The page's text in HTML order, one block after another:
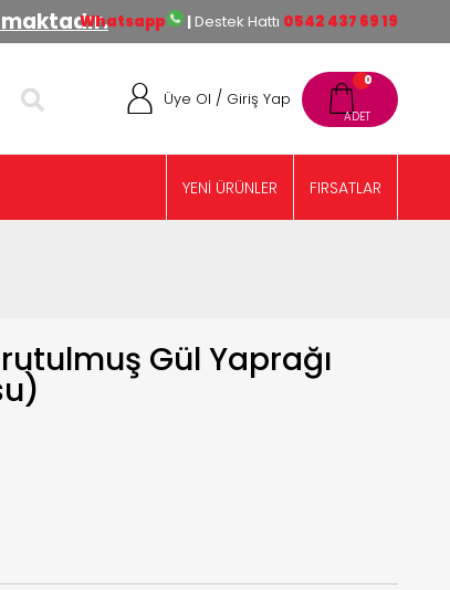
Whatsapp |Destek Hattı 0542 437 69 19
0
Üye Ol / Giriş Yap
FIRSATLAR
YENİ ÜRÜNLER
Gül Yaprağı